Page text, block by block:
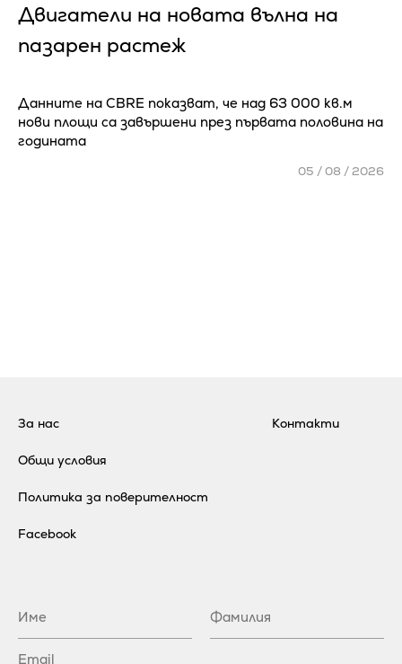
Двигатели на новата вълна на
пазарен растеж
Данните на CBRE показват, че над 63 000 кв.м
нови площи са завършени през първата половина на
годината
05 / 08 / 2026
За нас
Общи условия
Политика за поверителност
Контакти
Facebook